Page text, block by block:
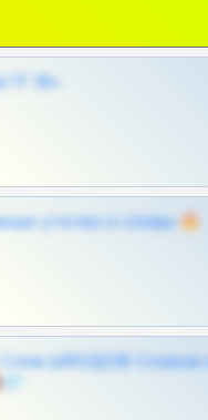
18+
утечки и сливы 🔥
ШКОДОВ Сливов и